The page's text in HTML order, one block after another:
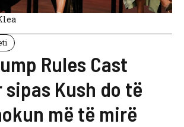
Rules Cast
Kush do të
më të mirë